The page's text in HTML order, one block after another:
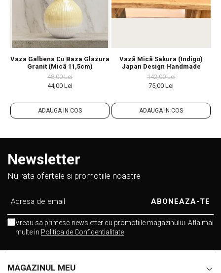
Vaza Galbena Cu Baza Glazura
Granit (micã 11,5cm)
48,00 Lei
44,00 Lei
ADAUGA IN COS
Vazã Micã Sakura (indigo)
Japan Design Handmade
142,00 Lei
75,00 Lei
ADAUGA IN COS
Newsletter
Nu rata ofertele si promotiile noastre
Vreau sa primesc newsletter cu promotiile magazinului. Afla mai
multe in Politica de Confidentialitate
MAGAZINUL MEU